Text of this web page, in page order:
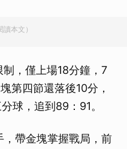
本文）
，僅上場18分鐘，7
第四節還落後10分，
球，追到89：91。
帶金塊掌握戰局，前